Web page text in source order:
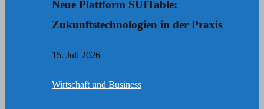
Neue Plattform SUITable:
Zukunftstechnologien in der Praxis
15. Juli 2026
Wirtschaft und Business